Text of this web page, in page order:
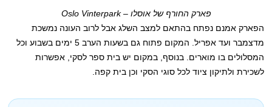
פארק החורף של אוסלו – Oslo Vinterpark
הפארק אמנם נפתח בהתאם למצב השלג אבל לרוב העונה נמשכת
מדצמבר ועד אפריל. המקום פתוח גם בשעות הערב 5 ימים בשבוע וכל
המסלולים בו מוארים. בנוסף, במקום יש בית ספר לסקי, אפשרות
לשכירת ולתיקון ציוד לכל סוגי הסקי וכן בית קפה.